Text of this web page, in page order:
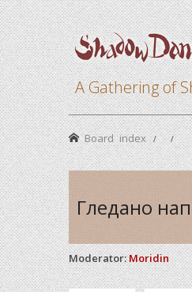
A Gathering of
Board index
Гледано
Moderator: Moridin